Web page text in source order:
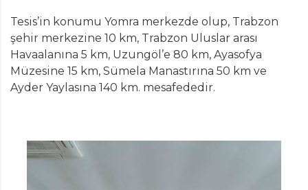
Tesis’in konumu Yomra merkezde olup, Trabzon
şehir merkezine 10 km, Trabzon Uluslar arası
Havaalanına 5 km, Uzungöl’e 80 km, Ayasofya
Müzesine 15 km, Sümela Manastırına 50 km ve
Ayder Yaylasına 140 km. mesafededir.